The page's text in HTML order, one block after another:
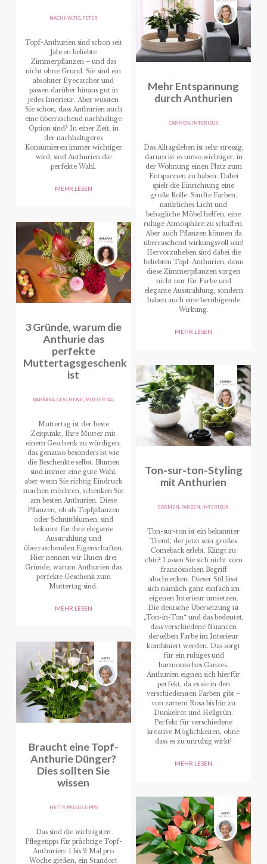
NACHHALTIG, PETER
Topf-Anthurien sind schon seit
Jahren beliebte
Zimmerpflanzen – und das
nicht ohne Grund. Sie sind ein
absoluter Eyecatcher und
passen darüber hinaus gut in
jedes Interieur. Aber wussten
Sie schon, dass Anthurien auch
eine überraschend nachhaltige
Option sind? In einer Zeit, in
der nachhaltigeres
Konsumieren immer wichtiger
wird, sind Anthurien die
perfekte Wahl.
MEHR LESEN
3 Gründe, warum die
Anthurie das
perfekte
Muttertagsgeschenk
ist
BARBARA ,GESCHENK MUTTERTAG
Muttertag ist der beste
Zeitpunkt, Ihre Mutter mit
einem Geschenk zu würdigen,
das genauso besonders ist wie
die Beschenkte selbst. Blumen
sind immer eine gute Wahl,
aber wenn Sie richtig Eindruck
machen möchten, schenken Sie
am besten Anthurien. Diese
Pflanzen, ob als Topfpflanzen
oder Schnittblumen, sind
bekannt für ihre elegante
Ausstrahlung und
überraschenden Eigenschaften.
Hier nennen wir Ihnen drei
Gründe, warum Anthurien das
perfekte Geschenk zum
Muttertag sind.
MEHR LESEN
Braucht eine Topf-
Anthurie Dünger?
Dies sollten Sie
wissen
HETTY, PFLEGETIPPS
Das sind die wichtigsten
Pflegetipps für prächtige Topf-
Anthurien: 1 bis 2 Mal pro
Woche gießen, ein Standort
Mehr Entspannung
durch Anthurien
CARMEN, INTERIEUR
Das Alltagsleben ist sehr stressig,
darum ist es umso wichtiger, in
der Wohnung einen Platz zum
Entspannen zu haben. Dabei
spielt die Einrichtung eine
große Rolle. Sanfte Farben,
natürliches Licht und
behagliche Möbel helfen, eine
ruhige Atmosphäre zu schaffen.
Aber auch Pflanzen können da
überraschend wirkungsvoll sein!
Hervorzuheben sind dabei die
beliebten Topf-Anthurien, denn
diese Zimmerpflanzen sorgen
nicht nur für Farbe und
elegante Ausstrahlung, sondern
haben auch eine beruhigende
Wirkung.
MEHR LESEN
Ton-sur-ton-Styling
mit Anthurien
CARMEN, FARBEN, INTERIEUR
Ton-sur-ton ist ein bekannter
Trend, der jetzt sein großes
Comeback erlebt. Klingt zu
chic? Lassen Sie sich nicht vom
französischen Begriff
abschrecken. Dieser Stil lässt
sich nämlich ganz einfach im
eigenen Interieur umsetzen.
Die deutsche Übersetzung ist
„Ton-in-Ton“ und das bedeutet,
dass verschiedene Nuancen
derselben Farbe im Interieur
kombiniert werden. Das sorgt
für ein ruhiges und
harmonisches Ganzes.
Anthurien eignen sich hierfür
perfekt, da es sie in den
verschiedensten Farben gibt –
von zartem Rosa bis hin zu
Dunkelrot und Hellgrün.
Perfekt für verschiedene
kreative Möglichkeiten, ohne
dass es zu unruhig wirkt!
MEHR LESEN